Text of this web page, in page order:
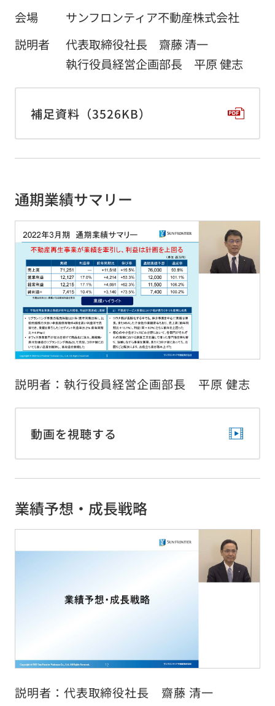
NEWS
「人の想い」「人の物語」をつづる
日本語 English 繁體中文
サイトのご利用について
個人情報保護方針
電子公告
金融商品の販売等に係る勧誘方針
警備業標識の表示
ソーシャルメディア運用方針
サイトの使い方
サイトナビ
© Sun Frontier Fudousan Co., Ltd.
会場
サンフロンティア不動産株式会社
説明者
代表取締役社長 齋藤 清一
執行役員経営企画部長 平原 健志
補足資料（3526KB）
通期業績サマリー
説明者：執行役員経営企画部長 平原 健志
動画を視聴する
業績予想・成長戦略
説明者：代表取締役社長 齋藤 清一